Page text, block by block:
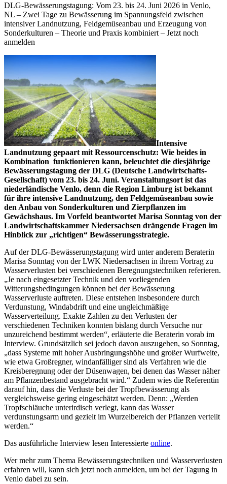
DLG-Bewässerungstagung: Vom 23. bis 24. Juni 2026 in Venlo,
NL – Zwei Tage zu Bewässerung im Spannungsfeld zwischen
intensiver Landnutzung, Feldgemüseanbau und Erzeugung von
Sonderkulturen – Theorie und Praxis kombiniert – Jetzt noch
anmelden
Intensive
Landnutzung gepaart mit Ressourcenschutz: Wie beides in
Kombination funktionieren kann, beleuchtet die diesjährige
Bewässerungstagung der DLG (Deutsche Landwirtschafts-
Gesellschaft) vom 23. bis 24. Juni. Veranstaltungsort ist das
niederländische Venlo, denn die Region Limburg ist bekannt
für ihre intensive Landnutzung, den Feldgemüseanbau sowie
den Anbau von Sonderkulturen und Zierpflanzen im
Gewächshaus. Im Vorfeld beantwortet Marisa Sonntag von der
Landwirtschaftskammer Niedersachsen drängende Fragen im
Hinblick zur „richtigen“ Bewässerungsstrategie.
Auf der DLG-Bewässerungstagung wird unter anderem Beraterin
Marisa Sonntag von der LWK Niedersachsen in ihrem Vortrag zu
Wasserverlusten bei verschiedenen Beregnungstechniken referieren.
„Je nach eingesetzter Technik und den vorliegenden
Witterungsbedingungen können bei der Bewässerung
Wasserverluste auftreten. Diese entstehen insbesondere durch
Verdunstung, Windabdrift und eine ungleichmäßige
Wasserverteilung. Exakte Zahlen zu den Verlusten der
verschiedenen Techniken konnten bislang durch Versuche nur
unzureichend bestimmt werden“, erläuterte die Beraterin vorab im
Interview. Grundsätzlich sei jedoch davon auszugehen, so Sonntag,
„dass Systeme mit hoher Ausbringungshöhe und großer Wurfweite,
wie etwa Großregner, windanfälliger sind als Verfahren wie die
Kreisberegnung oder der Düsenwagen, bei denen das Wasser näher
am Pflanzenbestand ausgebracht wird.“ Zudem wies die Referentin
darauf hin, dass die Verluste bei der Tropfbewässerung als
vergleichsweise gering eingeschätzt werden. Denn: „Werden
Tropfschläuche unterirdisch verlegt, kann das Wasser
verdunstungsarm und gezielt im Wurzelbereich der Pflanzen verteilt
werden.“
Das ausführliche Interview lesen Interessierte online.
Wer mehr zum Thema Bewässerungstechniken und Wasserverlusten
erfahren will, kann sich jetzt noch anmelden, um bei der Tagung in
Venlo dabei zu sein.